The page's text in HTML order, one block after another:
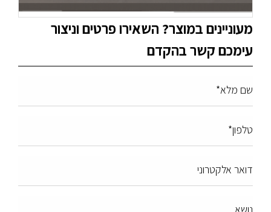
מעוניינים במוצר? השאירו פרטים וניצור
עימכם קשר בהקדם
שם מלא*
טלפון*
דואר אלקטרוני